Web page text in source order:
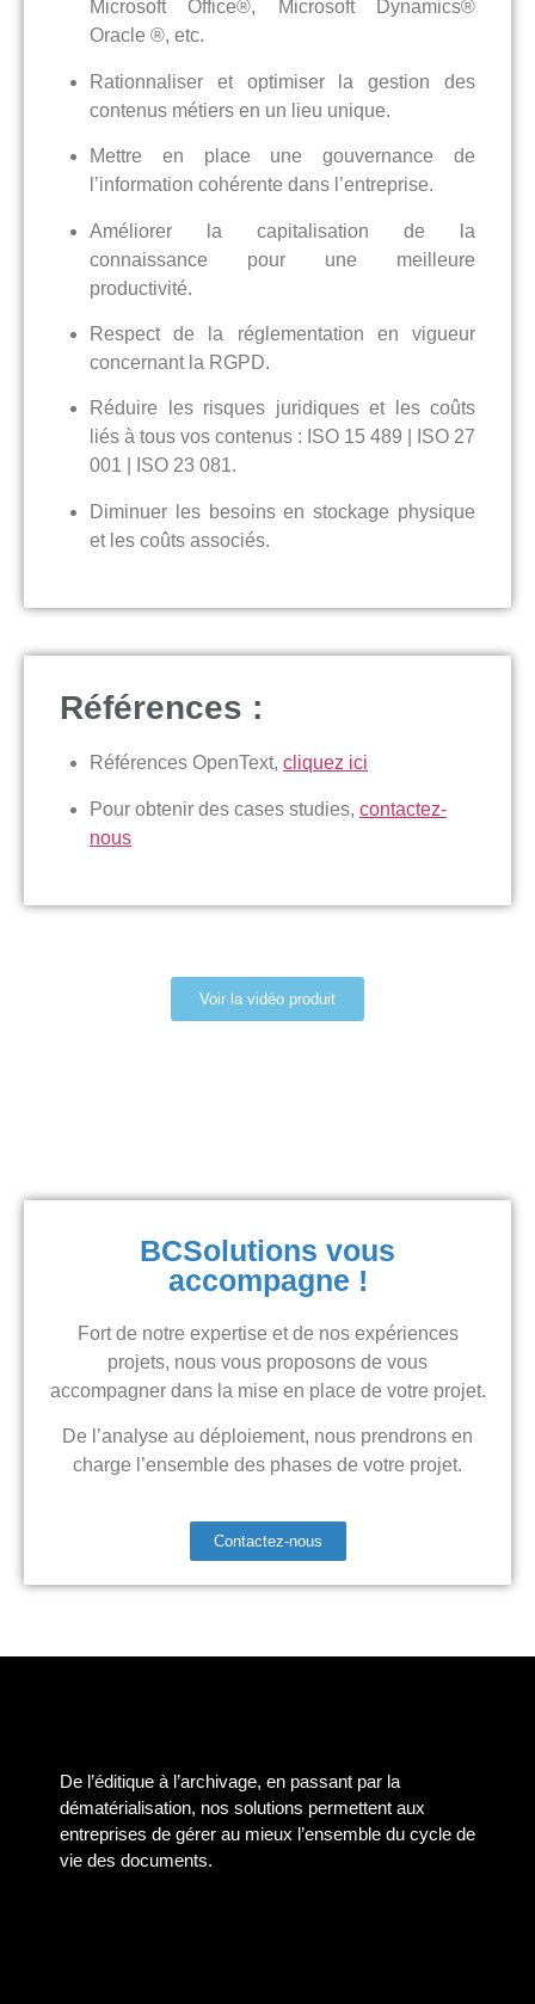
Microsoft Office®, Microsoft Dynamics®
Oracle ®, etc.
Rationnaliser et optimiser la gestion des
contenus métiers en un lieu unique.
Mettre en place une gouvernance de
l’information cohérente dans l’entreprise.
Améliorer la capitalisation de la
connaissance pour une meilleure
productivité.
Respect de la réglementation en vigueur
concernant la RGPD.
Réduire les risques juridiques et les coûts
liés à tous vos contenus : ISO 15 489 | ISO 27
001 | ISO 23 081.
Diminuer les besoins en stockage physique
et les coûts associés.
Références :
Références OpenText, cliquez ici
Pour obtenir des cases studies, contactez-
nous
Voir la vidéo produit
BCSolutions vous
accompagne !
Fort de notre expertise et de nos expériences
projets, nous vous proposons de vous
accompagner dans la mise en place de votre projet.
De l’analyse au déploiement, nous prendrons en
charge l’ensemble des phases de votre projet.
Contactez-nous
De l’éditique à l’archivage, en passant par la
dématérialisation, nos solutions permettent aux
entreprises de gérer au mieux l’ensemble du cycle de
vie des documents.